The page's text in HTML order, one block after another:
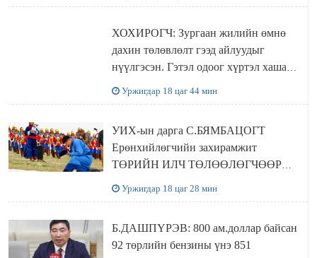
ХОХИРОГЧ: Зургаан жилийн өмнө
дахин төлөвлөлт гээд айлуудыг
нүүлгэсэн. Гэтэл одоог хүртэл хашаа
Уржигдар 18 цаг 44 мин
УИХ-ын дарга С.БЯМБАЦОГТ
Ерөнхийлөгчийн захирамжит
ТӨРИЙН ИЛЧ ТӨЛӨӨЛӨГЧӨӨР
Уржигдар 18 цаг 28 мин
Б.ДАШПҮРЭВ: 800 ам.доллар байсан
92 төрлийн бензины үнэ 851